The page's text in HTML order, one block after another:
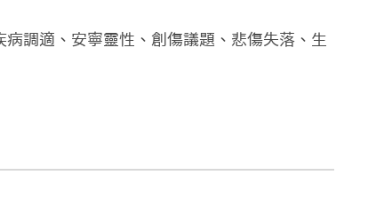
調適、安寧靈性、創傷議題、悲傷失落、生